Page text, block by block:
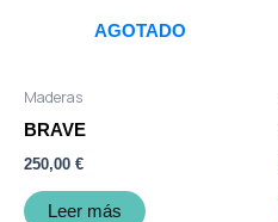
AGOTADO
Maderas
BRAVE
250,00 €
Leer más